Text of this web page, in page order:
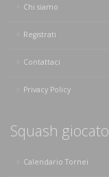
Chi siamo
Registrati
Contattaci
Privacy Policy
Squash giocato
Calendario Tornei